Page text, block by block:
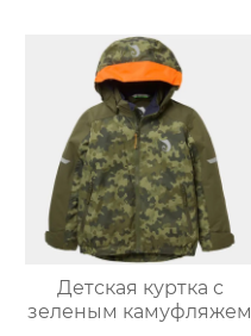
Детская куртка с
зеленым камуфляжем